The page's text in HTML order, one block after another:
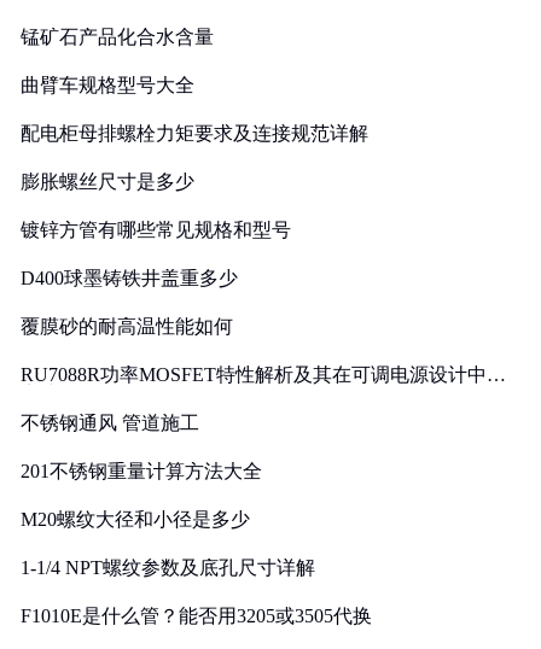
锰矿石产品化合水含量
曲臂车规格型号大全
配电柜母排螺栓力矩要求及连接规范详解
膨胀螺丝尺寸是多少
镀锌方管有哪些常见规格和型号
D400球墨铸铁井盖重多少
覆膜砂的耐高温性能如何
RU7088R功率MOSFET特性解析及其在可调电源设计中的
不锈钢通风 管道施工
201不锈钢重量计算方法大全
M20螺纹大径和小径是多少
1-1/4 NPT螺纹参数及底孔尺寸详解
F1010E是什么管？能否用3205或3505代换